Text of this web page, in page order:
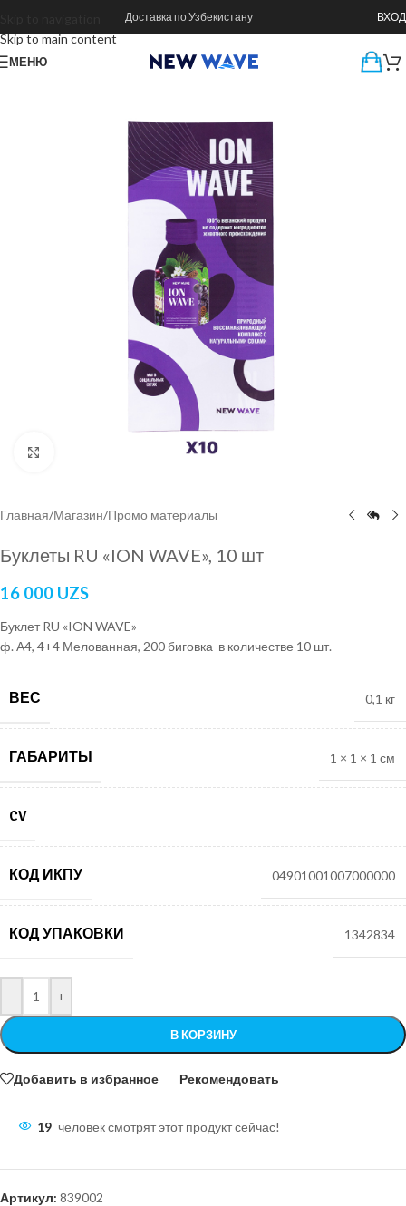
Skip to main content
Доставка по Узбекистану ВХОД
МЕНЮ
Нажмите, чтобы увеличить
Главная/Магазин/Промо материалы
Буклеты RU «ION WAVE», 10 шт
16 000 UZS
Буклет RU «ION WAVE»
ф. А4, 4+4 Мелованная, 200 биговка в количестве 10 шт.
ВЕС 0,1 кг
ГАБАРИТЫ 1 × 1 × 1 см
CV
КОД ИКПУ 04901001007000000
КОД УПАКОВКИ 1342834
- +
В КОРЗИНУ
Добавить в избранное Рекомендовать
19 человек смотрят этот продукт сейчас!
Артикул: 839002